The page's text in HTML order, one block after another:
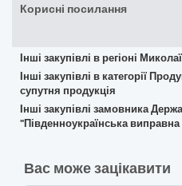
Корисні посилання
Інші закупівлі в регіоні
Інші закупівлі в категорії
супутня продукція
Інші закупівлі замовника
"Південноукраїнська
Вас може зацікавити